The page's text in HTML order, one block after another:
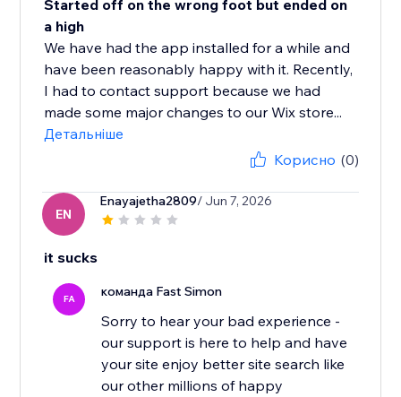
Started off on the wrong foot but ended on
a high
We have had the app installed for a while and
have been reasonably happy with it. Recently,
I had to contact support because we had
made some major changes to our Wix store...
Детальніше
Корисно (0)
EN
Enayajetha2809/ Jun 7, 2026
it sucks
FA команда Fast Simon
Sorry to hear your bad experience -
our support is here to help and have
your site enjoy better site search like
our other millions of happy